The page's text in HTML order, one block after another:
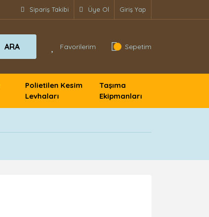
Sipariş Takibi Üye Ol Giriş Yap
ARA Favorilerim Sepetim
Polietilen Kesim
Levhaları
Taşıma
Ekipmanları